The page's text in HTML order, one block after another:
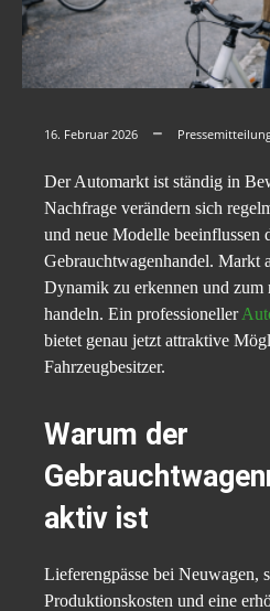
16. Februar 2026
Der Automarkt ist ständig in
Nachfrage verändern sich
und neue Modelle beeinflussen
Gebrauchtwagenhandel. Markt
Dynamik zu erkennen und
handeln. Ein professioneller
bietet genau jetzt attraktive
Fahrzeugbesitzer.
Warum der
aktiv ist
Lieferengpässe bei Neuwagen,
Produktionskosten und eine